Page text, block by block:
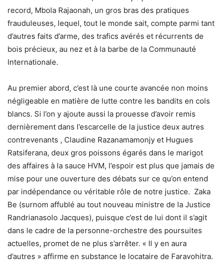
record, Mbola Rajaonah, un gros bras des pratiques
frauduleuses, lequel, tout le monde sait, compte parmi tant
d’autres faits d’arme, des trafics avérés et récurrents de
bois précieux, au nez et à la barbe de la Communauté
Internationale.
Au premier abord, c’est là une courte avancée non moins
négligeable en matière de lutte contre les bandits en cols
blancs. Si l’on y ajoute aussi la prouesse d’avoir remis
dernièrement dans l’escarcelle de la justice deux autres
contrevenants , Claudine Razanamamonjy et Hugues
Ratsiferana, deux gros poissons égarés dans le marigot
des affaires à la sauce HVM, l’espoir est plus que jamais de
mise pour une ouverture des débats sur ce qu’on entend
par indépendance ou véritable rôle de notre justice. Zaka
Be (surnom affublé au tout nouveau ministre de la Justice
Randrianasolo Jacques), puisque c’est de lui dont il s’agit
dans le cadre de la personne-orchestre des poursuites
actuelles, promet de ne plus s’arrêter. « Il y en aura
d’autres » affirme en substance le locataire de Faravohitra.